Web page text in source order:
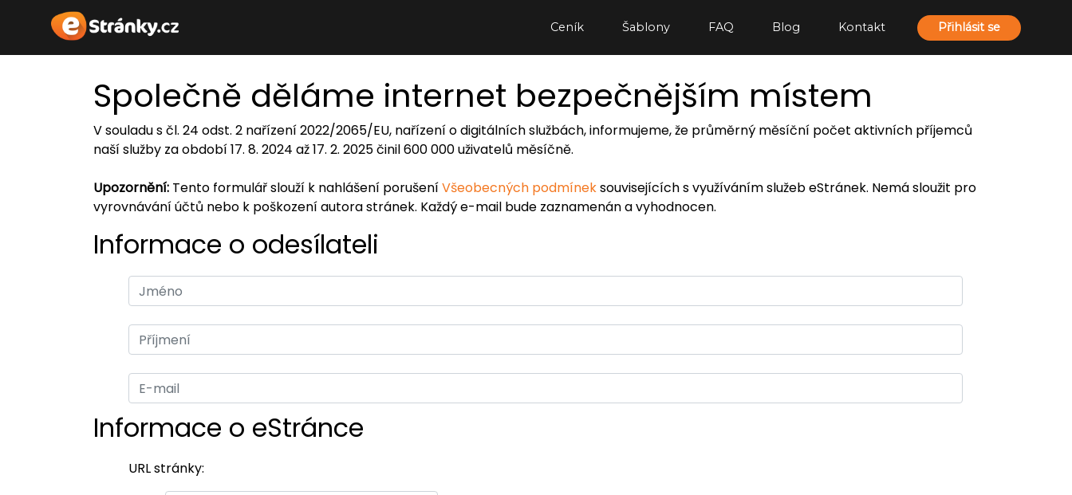
Ceník Šablony FAQ Blog Kontakt Přihlásit se
Společně děláme internet bezpečnějším místem
V souladu s čl. 24 odst. 2 nařízení 2022/2065/EU, nařízení o digitálních službách, informujeme, že průměrný měsíční počet aktivních příjemců
naší služby za období 17. 8. 2024 až 17. 2. 2025 činil 600 000 uživatelů měsíčně.
Upozornění: Tento formulář slouží k nahlášení porušeníVšeobecných podmíneksouvisejících s využíváním služeb eStránek. Nemá sloužit pro
vyrovnávání účtů nebo k poškození autora stránek. Každý e-mail bude zaznamenán a vyhodnocen.
Informace o odesílateli
Informace o eStránce
URL stránky: